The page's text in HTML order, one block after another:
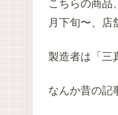
こちらの商品
月下旬〜、店
製造者は「三
なんか昔の記